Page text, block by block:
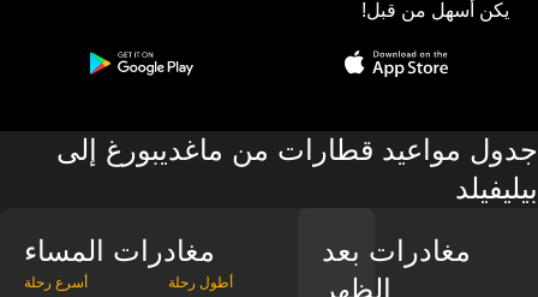
يكن أسهل من قبل!
جدول مواعيد قطارات من ماغديبورغ إلى
بيليفيلد
مغادرات المساء
‎أسرع رحلة ‎أطول رحلة
مغادرات بعد
الظهر